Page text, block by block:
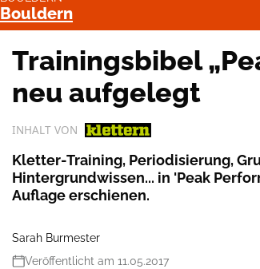
Bouldern
Trainingsbibel
neu aufgelegt
INHALT VON
Kletter-Training, Periodisierung,
Hintergrundwissen... in 'Peak
Auflage erschienen.
Sarah Burmester
Veröffentlicht am 11.05.2017